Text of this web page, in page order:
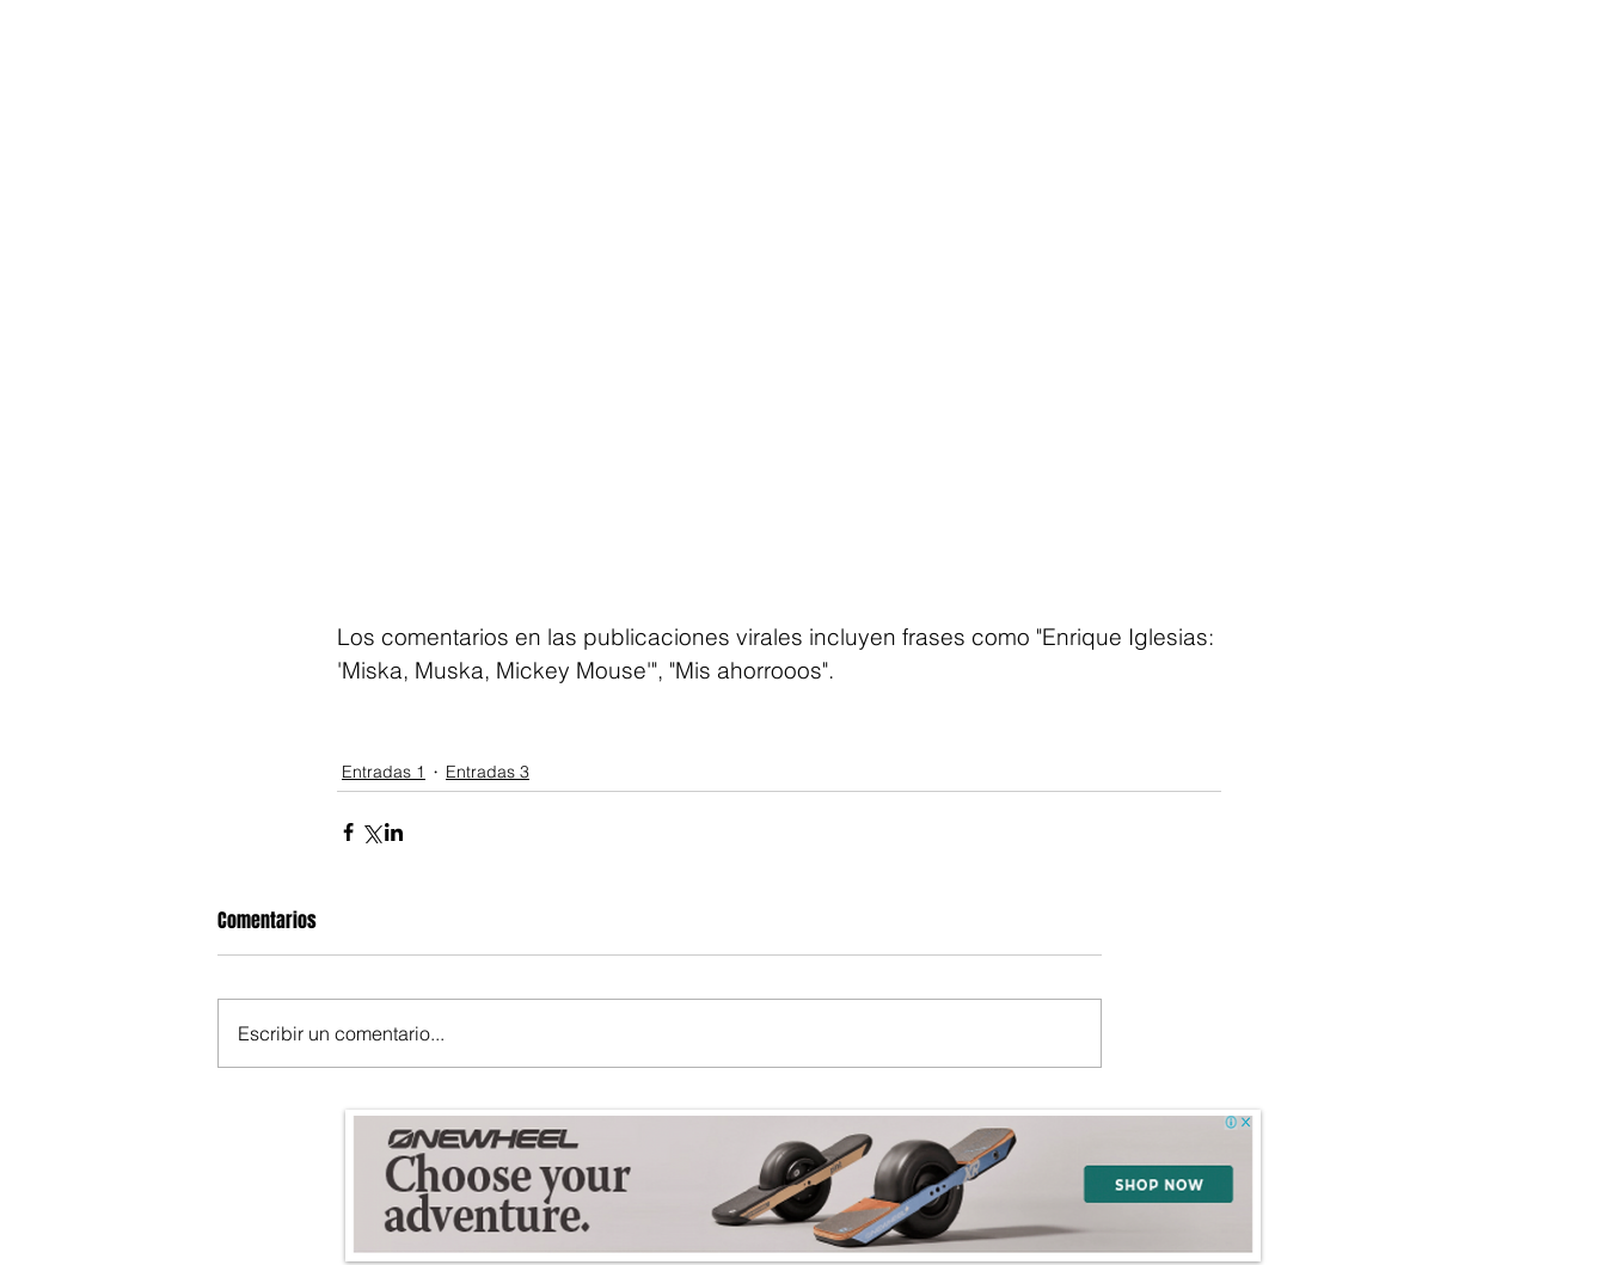
Los comentarios en las publicaciones virales incluyen frases como "Enrique Iglesias:
'Miska, Muska, Mickey Mouse'", "Mis ahorrooos".
Entradas 1 Entradas 3
Comentarios
Escribir un comentario...